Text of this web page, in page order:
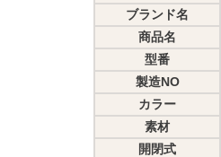
ブランド名
商品名
型番
製造NO
カラー
素材
開閉式